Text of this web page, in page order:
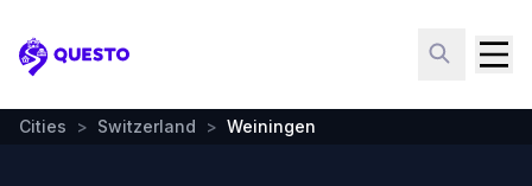
Questo
Cities > Switzerland > Weiningen